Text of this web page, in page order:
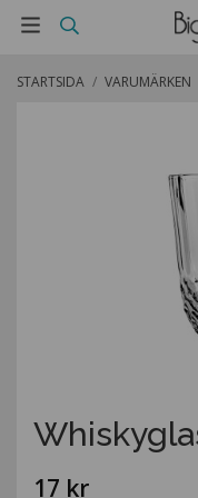
STARTSIDA / VARUMÄRKEN
17 kr